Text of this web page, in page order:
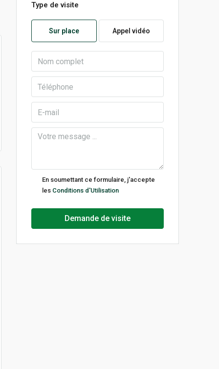
10
11
12
13
Août
ven
14
Type de visite
Sur place Appel vidéo
En soumettant ce formulaire, j'accepte
les Conditions d'Utilisation
Demande de visite